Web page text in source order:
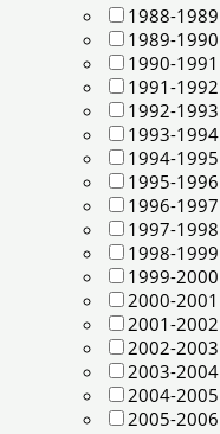
1988-1989
1989-1990
1990-1991
1991-1992
1992-1993
1993-1994
1994-1995
1995-1996
1996-1997
1997-1998
1998-1999
1999-2000
2000-2001
2001-2002
2002-2003
2003-2004
2004-2005
2005-2006